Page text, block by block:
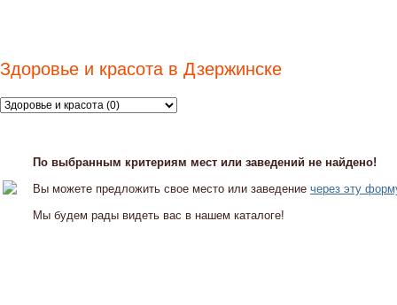
Здоровье и красота в Дзержинске
По выбранным критериям мест или заведений не найдено!
Вы можете предложить свое место или заведение через эту
Мы будем рады видеть вас в нашем каталоге!